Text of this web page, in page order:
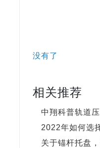
没有了
相关推荐
中翔科普轨道
2022年如何选
关于锚杆托盘